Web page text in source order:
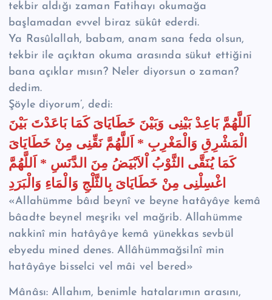
tekbir aldığı zaman Fatihayı okumağa
başlamadan evvel biraz sükût ederdi.
Ya Rasûlallah, babam, anam sana feda olsun,
tekbir ile açıktan okuma arasında sükut ettiğini
bana açıklar mısın? Neler diyorsun o zaman?
dedim.
Şöyle diyorum’, dedi:
اَللَّهُمَّ بَاعِدْ بَيْنِى وَبَيْنَ خَطَايَاىَ كَمَا بَاعَدْتَ بَيْنَ
الْمَشْرِقِ وَالْمَغْرِبِ * اَللَّهُمَّ نَقِّنِى مِنْ خَطَايَاىَ
كَمَا يُنَقَّى الثَّوْبُ اْلاَبْيَضُ مِنَ الدَّنَسِ * اَللَّهُمَّ
اغْسِلْنِى مِنْ خَطَايَاىَ بِالثَّلْجِ وَالْمَاءِ وَالْبَرَدِ
«Allahümme bâıd beynî ve beyne hatâyâye kemâ
bâadte beynel meşrikı vel mağrib. Allahümme
nakkinî min hatâyâye kemâ yünekkas sevbül
ebyedu mined denes. Allâhümmağsilnî min
hatâyâye bisselci vel mâi vel bered»
Mânâsı: Allahım, benimle hatalarımın arasını,